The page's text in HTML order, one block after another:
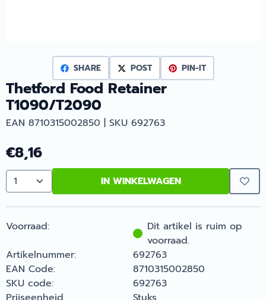
SHARE POST PIN-IT
Thetford Food Retainer
T1090/T2090
EAN 8710315002850 | SKU 692763
€8,16
Aantal IN WINKELWAGEN
Voorraad:
Dit artikel is ruim op
voorraad.
Artikelnummer:
692763
EAN Code:
8710315002850
SKU code:
692763